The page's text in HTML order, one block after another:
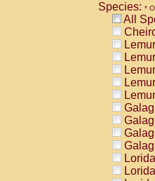
Species: *
All